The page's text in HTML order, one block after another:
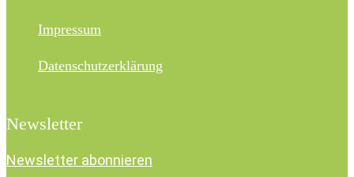
Impressum
Datenschutzerklärung
Newsletter
Newsletter abonnieren